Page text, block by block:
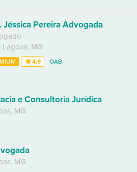
Jéssica Pereira Advogada
-
Lagoas, MG
4,9 OAB
e Consultoria Jurídica
, MG
, MG